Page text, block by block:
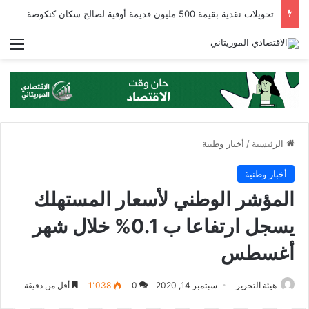
تحويلات نقدية بقيمة 500 مليون قديمة أوقية لصالح سكان كنكوصة
الرئيسية / أخبار وطنية
أخبار وطنية
المؤشر الوطني لأسعار المستهلك
يسجل ارتفاعا ب 0.1% خلال شهر
أغسطس
هيئة التحرير سبتمبر 14, 2020 0 1٬038 أقل من دقيقة